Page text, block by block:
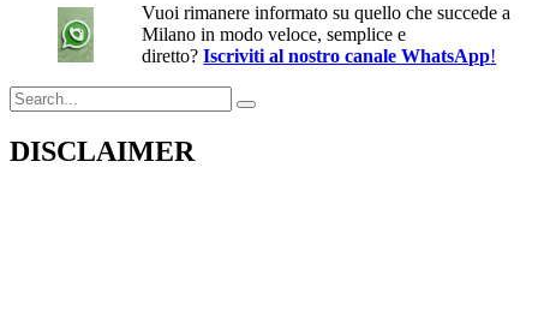
Vuoi rimanere informato su quello che succede a
Milano in modo veloce, semplice e
diretto?Iscriviti al nostro canale WhatsApp!
Search
for:
DISCLAIMER